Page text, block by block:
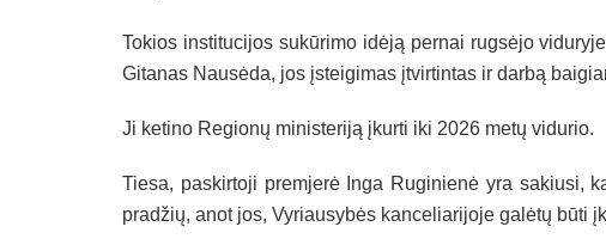
Tokios institucijos sukūrimo idėją pernai rugsėjo
Gitanas Nausėda, jos įsteigimas įtvirtintas ir darbą
Ji ketino Regionų ministeriją įkurti iki 2026 metų vidurio.
Tiesa, paskirtoji premjerė Inga Ruginienė yra sakiusi,
pradžių, anot jos, Vyriausybės kanceliarijoje galėtų būti